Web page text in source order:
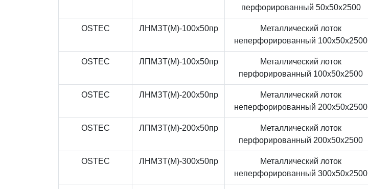
перфорированный 50x50x2500
OSTEC ЛНМЗТ(М)-100x50пр
Металлический лоток
неперфорированный 100x50x2500
OSTEC ЛПМЗТ(М)-100x50пр
Металлический лоток
перфорированный 100x50x2500
OSTEC ЛНМЗТ(М)-200x50пр
Металлический лоток
неперфорированный 200x50x2500
OSTEC ЛПМЗТ(М)-200x50пр
Металлический лоток
перфорированный 200x50x2500
OSTEC ЛНМЗТ(М)-300x50пр
Металлический лоток
неперфорированный 300x50x2500